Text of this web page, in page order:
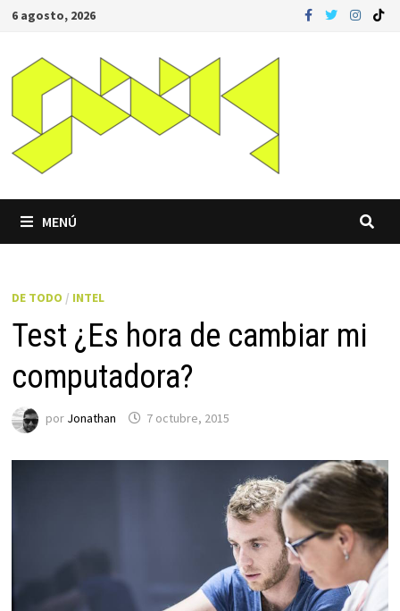
Saltar
contenido
6 agosto, 2026
MENÚ
DE TODO / INTEL
Test ¿Es hora de cambiar mi
computadora?
por Jonathan 7 octubre, 2015